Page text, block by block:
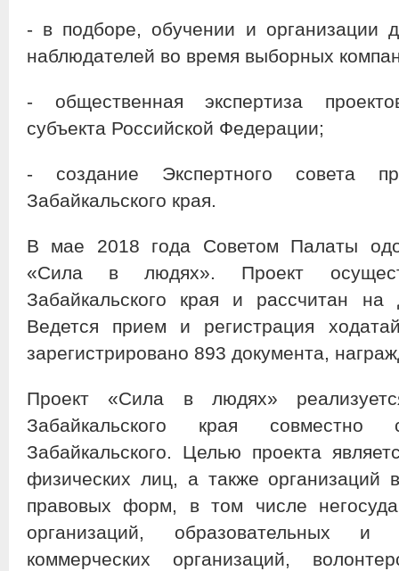
- в подборе, обучении и организации
наблюдателей во время выборных
- общественная экспертиза
субъекта Российской Федерации;
- создание Экспертного совета
Забайкальского края.
В мае 2018 года Советом Палаты
«Сила в людях». Проект
Забайкальского края и рассчитан на
Ведется прием и регистрация
зарегистрировано 893 документа,
Проект «Сила в людях»
Забайкальского края
Забайкальского. Целью проекта
физических лиц, а также организаций
правовых форм, в том числе
организаций, образовательных и
коммерческих организаций,